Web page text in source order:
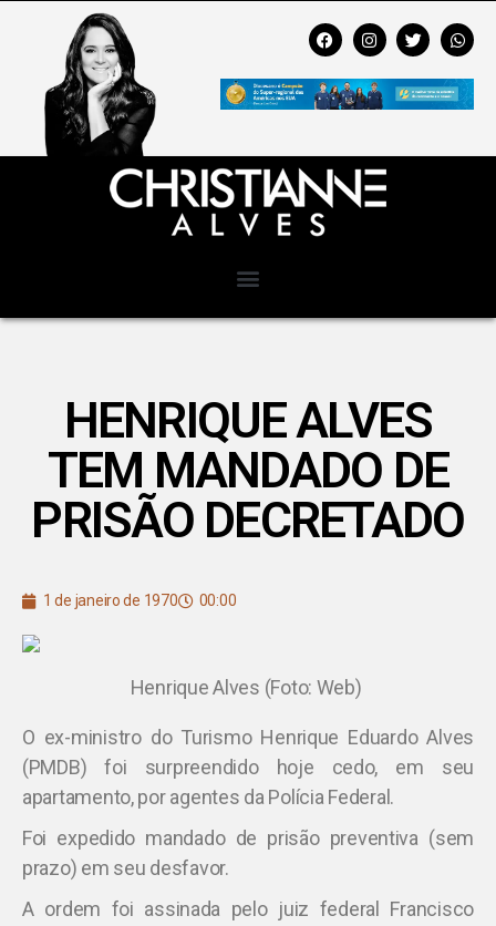
HENRIQUE ALVES
TEM MANDADO DE
PRISÃO DECRETADO
1 de janeiro de 1970 00:00
Henrique Alves (Foto: Web)
O ex-ministro do Turismo Henrique Eduardo Alves
(PMDB) foi surpreendido hoje cedo, em seu
apartamento, por agentes da Polícia Federal.
Foi expedido mandado de prisão preventiva (sem
prazo) em seu desfavor.
A ordem foi assinada pelo juiz federal Francisco